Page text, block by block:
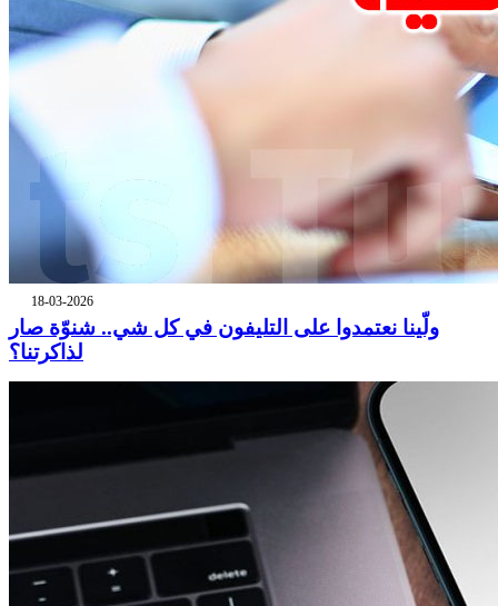
18-03-2026
ولّينا نعتمدوا على التليفون في كل شي.. شنوّة صار
لذاكرتنا؟